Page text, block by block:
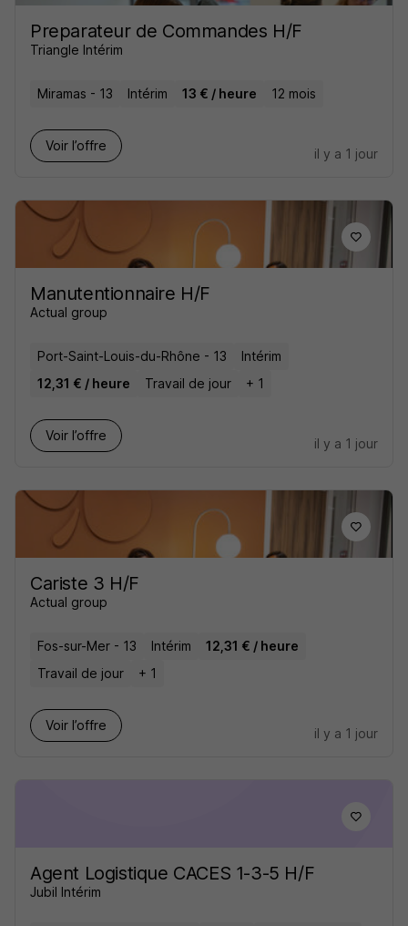
Preparateur de Commandes H/F
Triangle Intérim
Miramas - 13 Intérim 13 € / heure 12 mois
Voir l’offre
il y a 1 jour
Manutentionnaire H/F
Actual group
Port-Saint-Louis-du-Rhône - 13
Intérim
12,31 € / heure
Travail de jour + 1
Voir l’offre
il y a 1 jour
Cariste 3 H/F
Actual group
Fos-sur-Mer - 13 Intérim
12,31 € / heure
Travail de jour
+ 1
Voir l’offre
il y a 1 jour
Agent Logistique CACES 1-3-5 H/F
Jubil Intérim